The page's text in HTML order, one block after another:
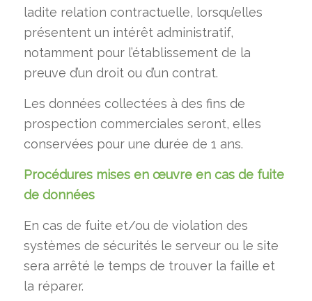
ladite relation contractuelle, lorsqu’elles
présentent un intérêt administratif,
notamment pour l’établissement de la
preuve d’un droit ou d’un contrat.
Les données collectées à des fins de
prospection commerciales seront, elles
conservées pour une durée de 1 ans.
Procédures mises en œuvre en cas de fuite
de données
En cas de fuite et/ou de violation des
systèmes de sécurités le serveur ou le site
sera arrêté le temps de trouver la faille et
la réparer.